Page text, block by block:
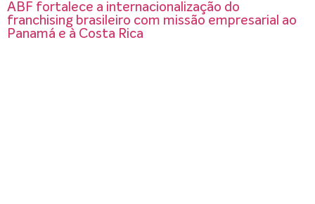
ABF fortalece a internacionalização do
franchising brasileiro com missão empresarial ao
Panamá e à Costa Rica